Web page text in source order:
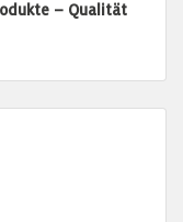
– Qualität